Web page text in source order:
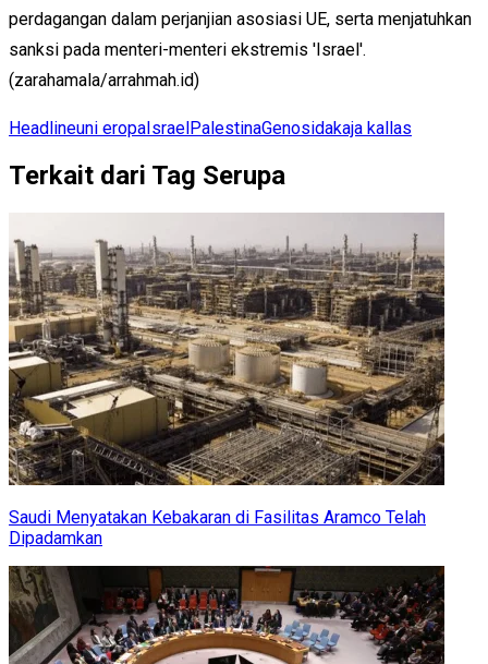
perdagangan dalam perjanjian asosiasi UE, serta menjatuhkan
sanksi pada menteri-menteri ekstremis 'Israel'.
(zarahamala/arrahmah.id)
Headlineuni eropaIsraelPalestinaGenosidakaja kallas
Terkait dari Tag Serupa
Saudi Menyatakan Kebakaran di Fasilitas Aramco Telah
Dipadamkan